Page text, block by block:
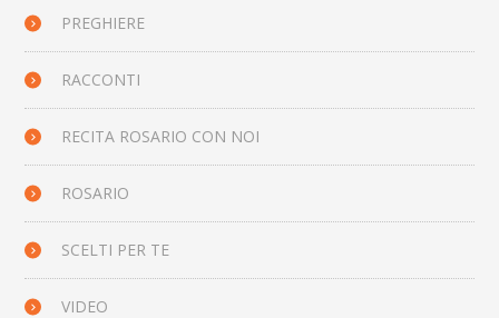
PREGHIERE
RACCONTI
RECITA ROSARIO CON NOI
ROSARIO
SCELTI PER TE
VIDEO